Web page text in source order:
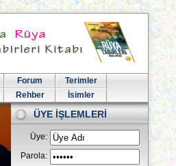
Forum
Terimler
Rehber İsimler
ÜYE İŞLEMLERİ
Üye:
Parola: